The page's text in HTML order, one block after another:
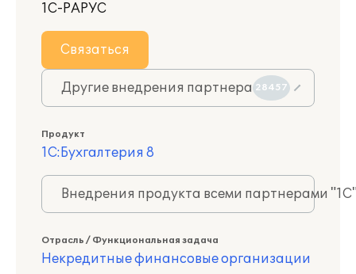
1С-РАРУС
Связаться
Другие внедрения партнера 28457
Продукт
1С:Бухгалтерия 8
Внедрения продукта всеми партнерами
Отрасль / Функциональная задача
Некредитные финансовые организации